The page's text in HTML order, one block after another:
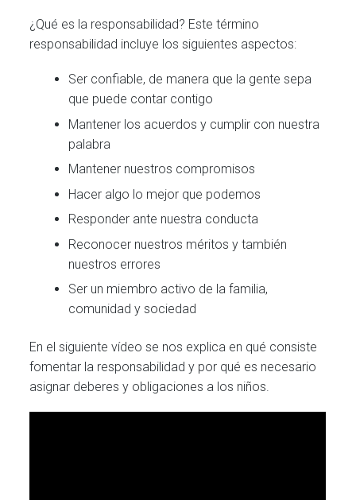
¿Qué es la responsabilidad? Este término
responsabilidad incluye los siguientes aspectos:
Ser confiable, de manera que la gente sepa
que puede contar contigo
Mantener los acuerdos y cumplir con nuestra
palabra
Mantener nuestros compromisos
Hacer algo lo mejor que podemos
Responder ante nuestra conducta
Reconocer nuestros méritos y también
nuestros errores
Ser un miembro activo de la familia,
comunidad y sociedad
En el siguiente vídeo se nos explica en qué consiste
fomentar la responsabilidad y por qué es necesario
asignar deberes y obligaciones a los niños.